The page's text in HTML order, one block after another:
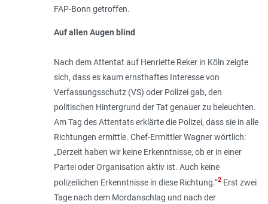
FAP-Bonn getroffen.
Auf allen Augen blind
Nach dem Attentat auf Henriette Reker in Köln zeigte
sich, dass es kaum ernsthaftes Interesse von
Verfassungsschutz (VS) oder Polizei gab, den
politischen Hintergrund der Tat genauer zu beleuchten.
Am Tag des Attentats erklärte die Polizei, dass sie in alle
Richtungen ermittle. Chef-Ermittler Wagner wörtlich:
„Der­zeit haben wir keine Erkenntnisse, ob er in einer
Partei oder Organisation aktiv ist. Auch keine
polizeilichen Erkenntnisse in diese Richtung.“2Erst zwei
Tage nach dem Mordanschlag und nach der